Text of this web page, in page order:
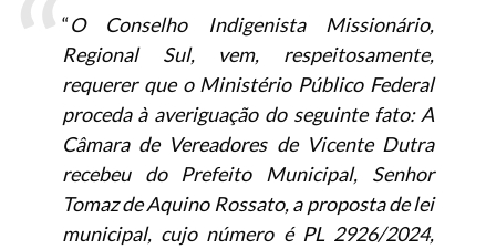
“O Conselho Indigenista Missionário,
Regional Sul, vem, respeitosamente,
requerer que o Ministério Público Federal
proceda à averiguação do seguinte fato: A
Câmara de Vereadores de Vicente Dutra
recebeu do Prefeito Municipal, Senhor
Tomaz de Aquino Rossato, a proposta de lei
municipal, cujo número é PL 2926/2024,